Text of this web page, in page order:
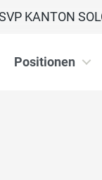
KANTON
Positionen